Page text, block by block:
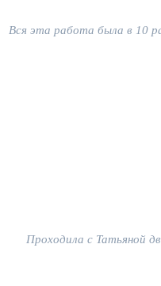
Вся эта работа была в 10
Проходила с Татьяной